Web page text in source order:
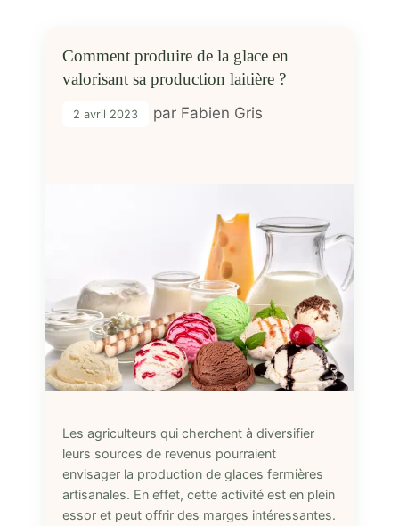
Comment produire de la glace en
valorisant sa production laitière ?
2 avril 2023 par Fabien Gris
Les agriculteurs qui cherchent à diversifier
leurs sources de revenus pourraient
envisager la production de glaces fermières
artisanales. En effet, cette activité est en plein
essor et peut offrir des marges intéressantes.